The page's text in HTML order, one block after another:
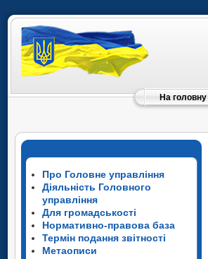
На головну
Про Головне управління
Діяльність Головного
управління
Для громадськості
Нормативно-правова база
Термін подання звітності
Метаописи